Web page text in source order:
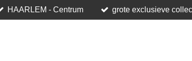
HAARLEM - Centrum grote exclusieve